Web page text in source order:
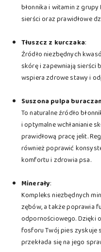
błonnika i witamin z
sierści oraz prawidłowe
Tłuszcz z kurczaka:
Źródło niezbędnych
skórę i zapewniają sierści
wspiera zdrowe stawy i
Suszona pulpa
To naturalne źródło
i optymalne wchłanianie
prawidłową pracę jelit.
również poprawić
komfortu i zdrowia psa.
Minerały:
Kompleks niezbędnych
zębów, a także poprawia
odpornościowego. Dzięki
fosforu Twój pies zyskuje
przekłada się na jego